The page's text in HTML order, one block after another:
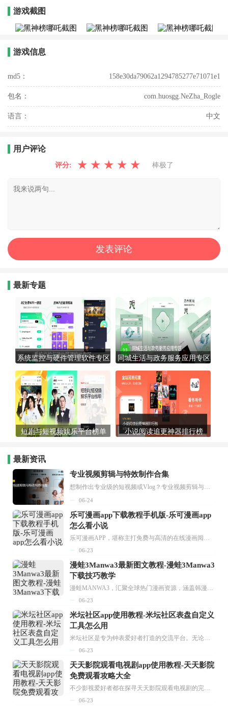
游戏截图
游戏信息
md5： 158e30da79062a1294785277e71071e1
包名： com.huosgg.NeZha_Rogle
语言： 中文
用户评论
评分: ★ ★ ★ ★ ★ 棒极了
最新专题
系统监控与硬件管理软件专区 同城生活与政务服务应用专区
短剧与短视频娱乐平台榜单 小说阅读追更神器排行榜
最新资讯
专业视频剪辑与特效制作合集
想制作出专业级的短视频或Vlog？专业视频剪辑与特效制作大全专题为你提供了从剪辑、抠像到特效包装的全套解决方案。无论是添加炫酷的片头、进行精准的视频抠图，还是制...
06-24
乐可漫画app下载教程手机版-乐可漫画app
怎么看小说
乐可漫画APP，堪称主打免费与高清的在线漫画阅读神器。其官方版提供海量完整版漫画资源，无论是国内漫画，还是日漫、韩漫、台漫、美漫等国外漫画，应有尽有，随时供你阅读。只需轻点一下，便能直接进入阅读界面。不仅如此，乐可漫画最新版本更新速度极快，在这里，你总能抢先看到全网一手漫画章节内容！...
06-23
漫蛙3Manwa3最新图文教程-漫蛙3Manwa3
下载技巧教学
漫蛙MANWA3，汇聚全球热门漫画资源，涵盖韩漫、欧美漫画、国漫等多种类型，题材丰富多样，全方位满足用户阅读喜好。它不仅是阅读平台，更是创作平台，为广大用户打造零门槛创作环境。...
06-23
米坛社区app使用教程-米坛社区表盘自定义
工具怎么用
米坛社区是专为钟表爱好者打造的交流平台。无论你是初涉钟表领域的普通爱好者，还是拥有多年收藏经验的资深玩家，都能在此找到属于自己的天地。 无需注册，就能轻松参与其中。通过专业的讨论论坛与丰富的交互功能，你可与世界各地的钟表爱好者畅快交流。若你钟情于钟表，米坛社区无疑是值得一试的理想之选。在这里，你能获取最新的手表资讯，交流见解，提升鉴赏品味，让每一块手表都成为收藏故事中重要的一部分。感兴趣的朋友，不要错过下载机会。...
06-23
天天影院观看电视剧app使用教程-天天影院
免费观看攻略大全
不少影视爱好者都在探寻天天影院观看电视剧的完整方法，结合最新平台使用规则，本篇新手入门攻略全面讲解观看渠道、检索流程、播放设置以及画面模式调整等实用内容。全文适配手机、电脑等主流设备，步骤简洁易懂，无论是初次使用的新手，还是想要优化观影体验的用户，都能参照内容快速上手，熟练掌握平台各项操作技巧，轻松畅享影视内容。...
06-23